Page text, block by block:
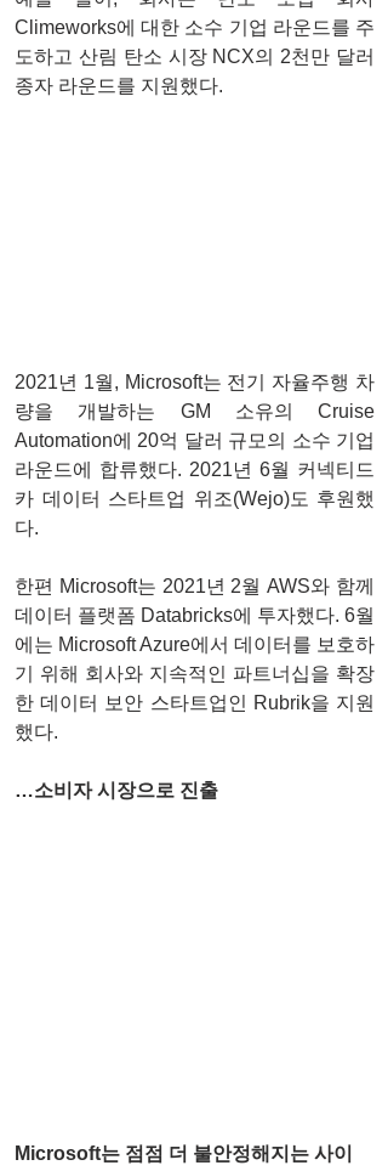
Climeworks에 대한 소수 기업 라운드를 주
도하고 산림 탄소 시장 NCX의 2천만 달러
종자 라운드를 지원했다.
2021년 1월, Microsoft는 전기 자율주행 차
량을 개발하는 GM 소유의 Cruise
Automation에 20억 달러 규모의 소수 기업
라운드에 합류했다. 2021년 6월 커넥티드
카 데이터 스타트업 위조(Wejo)도 후원했
다.
한편 Microsoft는 2021년 2월 AWS와 함께
데이터 플랫폼 Databricks에 투자했다. 6월
에는 Microsoft Azure에서 데이터를 보호하
기 위해 회사와 지속적인 파트너십을 확장
한 데이터 보안 스타트업인 Rubrik을 지원
했다.
…소비자 시장으로 진출
Microsoft는 점점 더 불안정해지는 사이